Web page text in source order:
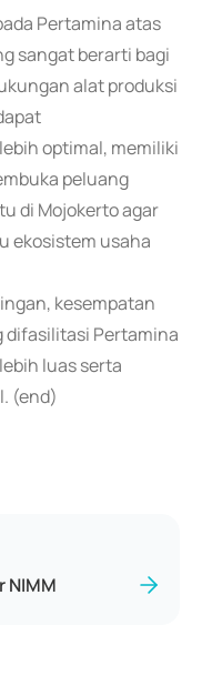
Pertamina atas
sangat berarti bagi
alat produksi
optimal, memiliki
peluang
di Mojokerto agar
ekosistem usaha
kesempatan
difasilitasi Pertamina
luas serta
(end)
NIMM